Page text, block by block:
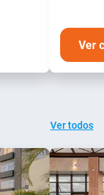
Ver
Ver todos